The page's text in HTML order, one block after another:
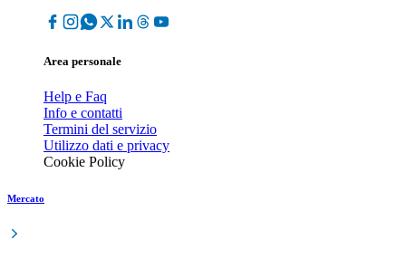
Area personale
Help e Faq
Info e contatti
Termini del servizio
Utilizzo dati e privacy
Cookie Policy
Mercato